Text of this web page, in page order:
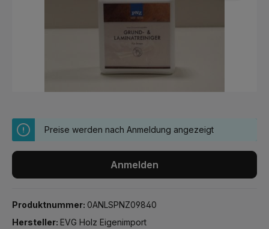
Preise werden nach Anmeldung angezeigt
Anmelden
Produktnummer: 0ANLSPNZ09840
Hersteller: EVG Holz Eigenimport